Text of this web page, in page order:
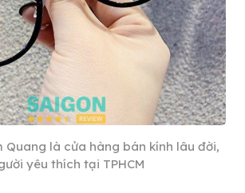
Quang là cửa hàng bán kính lâu đời,
yêu thích tại TPHCM